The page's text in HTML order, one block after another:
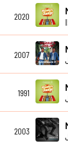
2020
2007
1991
2003